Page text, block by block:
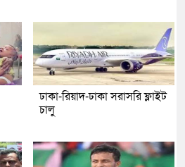
ঢাকা-রিয়াদ-ঢাকা সরাসরি ফ্লাইট
চালু